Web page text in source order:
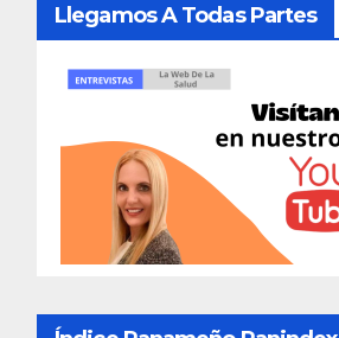
Llegamos A Todas Partes